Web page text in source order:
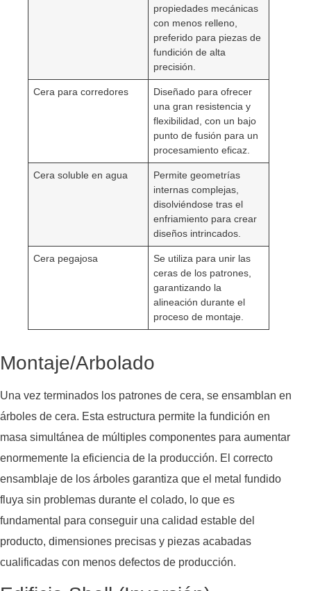
propiedades mecánicas
con menos relleno,
preferido para piezas de
fundición de alta
precisión.
Cera para corredores
Diseñado para ofrecer
una gran resistencia y
flexibilidad, con un bajo
punto de fusión para un
procesamiento eficaz.
Cera soluble en agua
Permite geometrías
internas complejas,
disolviéndose tras el
enfriamiento para crear
diseños intrincados.
Cera pegajosa
Se utiliza para unir las
ceras de los patrones,
garantizando la
alineación durante el
proceso de montaje.
Montaje/Arbolado
Una vez terminados los patrones de cera, se ensamblan en
árboles de cera. Esta estructura permite la fundición en
masa simultánea de múltiples componentes para aumentar
enormemente la eficiencia de la producción. El correcto
ensamblaje de los árboles garantiza que el metal fundido
fluya sin problemas durante el colado, lo que es
fundamental para conseguir una calidad estable del
producto, dimensiones precisas y piezas acabadas
cualificadas con menos defectos de producción.